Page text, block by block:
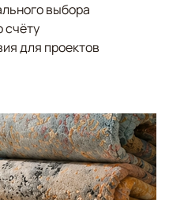
выбора
счёту
для проектов